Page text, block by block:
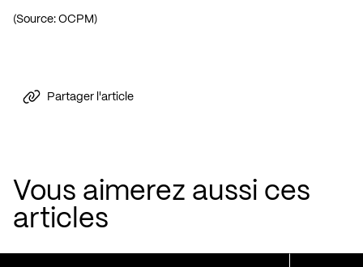
(Source: OCPM)
Partager l'article
Vous aimerez aussi ces
articles